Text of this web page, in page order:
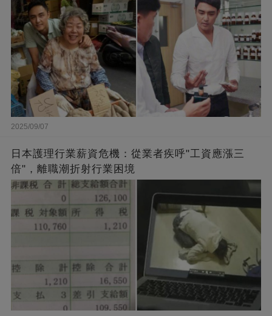
2025/09/07
日本護理行業薪資危機：從業者疾呼"工資應漲三
倍"，離職潮折射行業困境